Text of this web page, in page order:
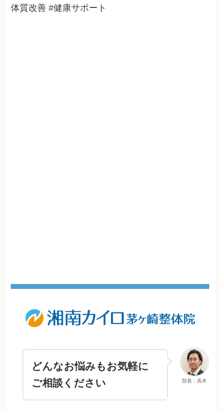
体質改善 #健康サポート
院長：高木
どんなお悩みもお気軽に
ご相談ください